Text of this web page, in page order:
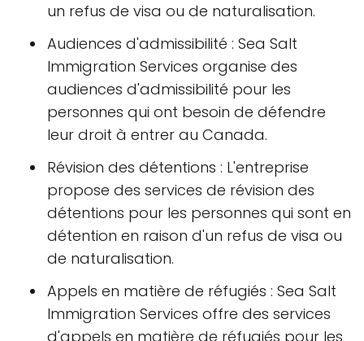
un refus de visa ou de naturalisation.
Audiences d'admissibilité : Sea Salt
Immigration Services organise des
audiences d'admissibilité pour les
personnes qui ont besoin de défendre
leur droit à entrer au Canada.
Révision des détentions : L'entreprise
propose des services de révision des
détentions pour les personnes qui sont en
détention en raison d'un refus de visa ou
de naturalisation.
Appels en matière de réfugiés : Sea Salt
Immigration Services offre des services
d'appels en matière de réfugiés pour les